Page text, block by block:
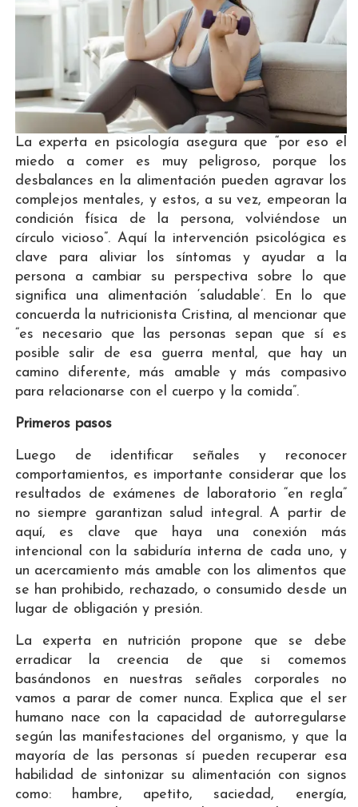
La experta en psicología asegura que “por eso el
miedo a comer es muy peligroso, porque los
desbalances en la alimentación pueden agravar los
complejos mentales, y estos, a su vez, empeoran la
condición física de la persona, volviéndose un
círculo vicioso”. Aquí la intervención psicológica es
clave para aliviar los síntomas y ayudar a la
persona a cambiar su perspectiva sobre lo que
significa una alimentación ‘saludable’. En lo que
concuerda la nutricionista Cristina, al mencionar que
“es necesario que las personas sepan que sí es
posible salir de esa guerra mental, que hay un
camino diferente, más amable y más compasivo
para relacionarse con el cuerpo y la comida”.
Primeros pasos
Luego de identificar señales y reconocer
comportamientos, es importante considerar que los
resultados de exámenes de laboratorio “en regla”
no siempre garantizan salud integral. A partir de
aquí, es clave que haya una conexión más
intencional con la sabiduría interna de cada uno, y
un acercamiento más amable con los alimentos que
se han prohibido, rechazado, o consumido desde un
lugar de obligación y presión.
La experta en nutrición propone que se debe
erradicar la creencia de que si comemos
basándonos en nuestras señales corporales no
vamos a parar de comer nunca. Explica que el ser
humano nace con la capacidad de autorregularse
según las manifestaciones del organismo, y que la
mayoría de las personas sí pueden recuperar esa
habilidad de sintonizar su alimentación con signos
como: hambre, apetito, saciedad, energía,